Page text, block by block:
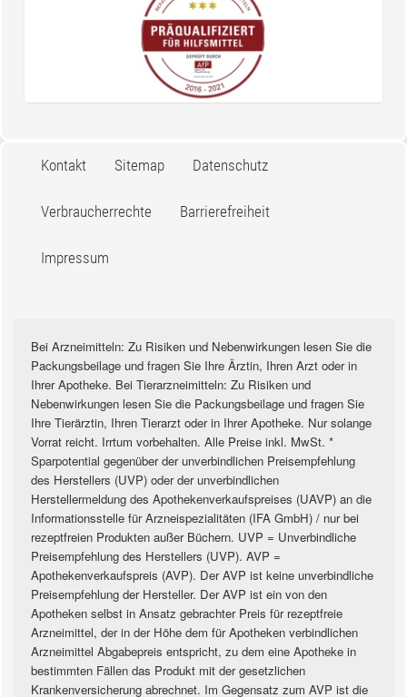
Kontakt Sitemap Datenschutz
Verbraucherrechte Barrierefreiheit
Impressum
Bei Arzneimitteln: Zu Risiken und Nebenwirkungen lesen Sie die
Packungsbeilage und fragen Sie Ihre Ärztin, Ihren Arzt oder in
Ihrer Apotheke. Bei Tierarzneimitteln: Zu Risiken und
Nebenwirkungen lesen Sie die Packungsbeilage und fragen Sie
Ihre Tierärztin, Ihren Tierarzt oder in Ihrer Apotheke. Nur solange
Vorrat reicht. Irrtum vorbehalten. Alle Preise inkl. MwSt. *
Sparpotential gegenüber der unverbindlichen Preisempfehlung
des Herstellers (UVP) oder der unverbindlichen
Herstellermeldung des Apothekenverkaufspreises (UAVP) an die
Informationsstelle für Arzneispezialitäten (IFA GmbH) / nur bei
rezeptfreien Produkten außer Büchern. UVP = Unverbindliche
Preisempfehlung des Herstellers (UVP). AVP =
Apothekenverkaufspreis (AVP). Der AVP ist keine unverbindliche
Preisempfehlung der Hersteller. Der AVP ist ein von den
Apotheken selbst in Ansatz gebrachter Preis für rezeptfreie
Arzneimittel, der in der Höhe dem für Apotheken verbindlichen
Arzneimittel Abgabepreis entspricht, zu dem eine Apotheke in
bestimmten Fällen das Produkt mit der gesetzlichen
Krankenversicherung abrechnet. Im Gegensatz zum AVP ist die